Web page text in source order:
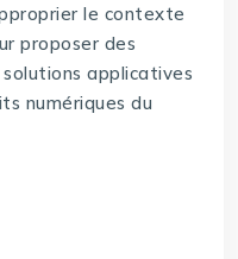
le contexte
proposer des
applicatives
numériques du